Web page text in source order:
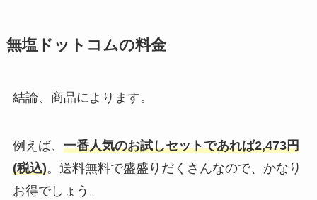
無塩ドットコムの料金
結論、商品によります。
例えば、 一番人気のお試しセットであれば2,473円
(税込)。送料無料で盛盛りだくさんなので、かなり
お得でしょう。